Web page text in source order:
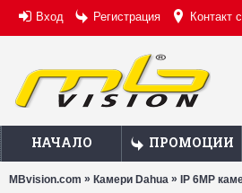
Вход Регистрация Контакт
НАЧАЛО ПРОМОЦИИ
MBvision.com » Камери Dahua » IP 6MP